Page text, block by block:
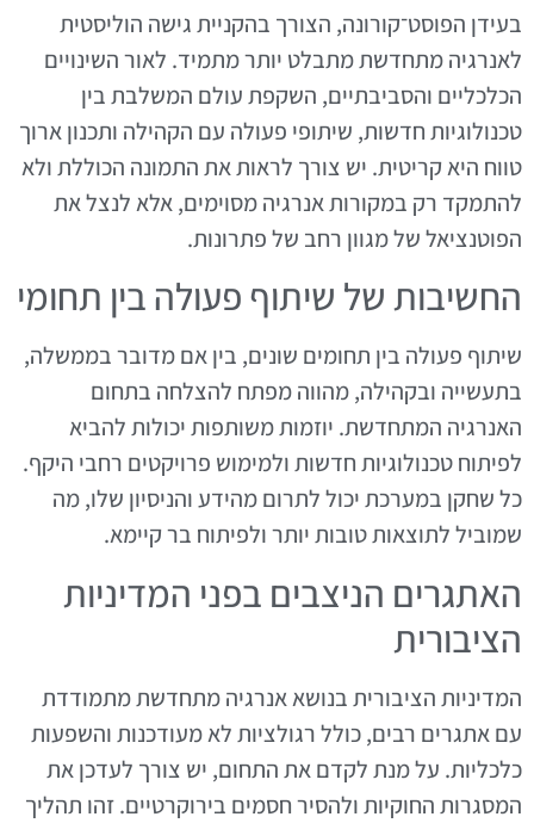
בעידן הפוסט־קורונה, הצורך בהקניית גישה הוליסטית
לאנרגיה מתחדשת מתבלט יותר מתמיד. לאור השינויים
הכלכליים והסביבתיים, השקפת עולם המשלבת בין
טכנולוגיות חדשות, שיתופי פעולה עם הקהילה ותכנון ארוך
טווח היא קריטית. יש צורך לראות את התמונה הכוללת ולא
להתמקד רק במקורות אנרגיה מסוימים, אלא לנצל את
הפוטנציאל של מגוון רחב של פתרונות.
החשיבות של שיתוף פעולה בין תחומי
שיתוף פעולה בין תחומים שונים, בין אם מדובר בממשלה,
בתעשייה ובקהילה, מהווה מפתח להצלחה בתחום
האנרגיה המתחדשת. יוזמות משותפות יכולות להביא
לפיתוח טכנולוגיות חדשות ולמימוש פרויקטים רחבי היקף.
כל שחקן במערכת יכול לתרום מהידע והניסיון שלו, מה
שמוביל לתוצאות טובות יותר ולפיתוח בר קיימא.
האתגרים הניצבים בפני המדיניות
הציבורית
המדיניות הציבורית בנושא אנרגיה מתחדשת מתמודדת
עם אתגרים רבים, כולל רגולציות לא מעודכנות והשפעות
כלכליות. על מנת לקדם את התחום, יש צורך לעדכן את
המסגרות החוקיות ולהסיר חסמים בירוקרטיים. זהו תהליך